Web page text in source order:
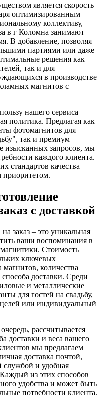
является скорость
оптимизированным
коллективу,
в г Коломна занимают
В добавление, позволяя
партиями или даже
решения как
так и для
в производстве
магнитов с
нашего сервиса
политика. Предлагая как
фотомагнитов для
так и премиум
изысканных запросов, мы
каждого клиента.
стандартов качества
приоритетом.
с доставкой
заказ – это уникальная
ваши воспоминания в
Стоимость
ключевых
количества
доставки. Среди
и металлические
для гостей на свадьбу,
или индивидуальный
рассчитывается
доставки и веса вашего
мы предлагаем
доставка почтой,
службой и удобная
из этих способов
удобства и может быть
потребности клиента,